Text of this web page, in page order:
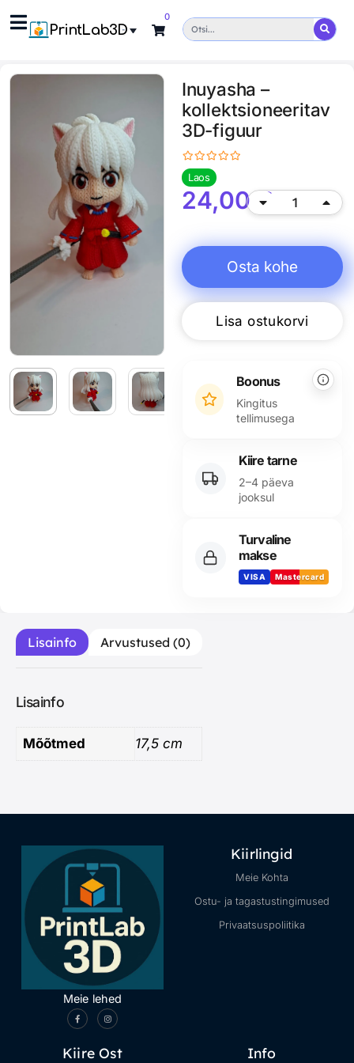
PrintLab3D
0
Inuyasha –
kollektsioneeritav
3D-figuur
Laos
24,00€
Osta kohe
Lisa ostukorvi
Boonus
Kingitus
tellimusega
Kiire tarne
2–4 päeva
jooksul
Turvaline
makse
VISA Mastercard
Lisainfo Arvustused (0)
Lisainfo
Mõõtmed 17,5 cm
Meie lehed
Kiirlingid
Meie Kohta
Ostu- ja tagastustingimused
Privaatsuspoliitika
Kiire Ost Info